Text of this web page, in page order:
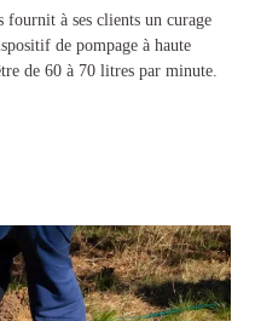
fournit à ses clients un curage
de pompage à haute
de 60 à 70 litres par minute.